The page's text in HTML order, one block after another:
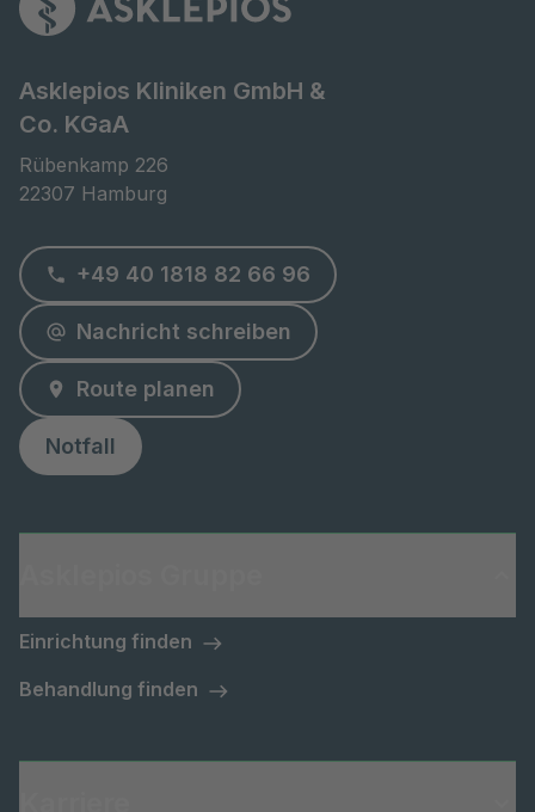
Asklepios Kliniken GmbH &
Co. KGaA
Rübenkamp 226
22307 Hamburg
+49 40 1818 82 66 96
Nachricht schreiben
Route planen
Notfall
Einrichtung finden
Behandlung finden